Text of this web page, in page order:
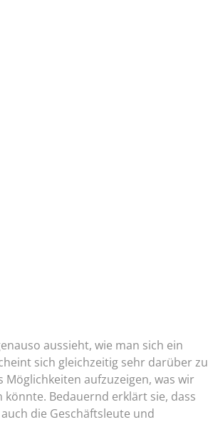
aussieht, wie man sich ein
sich gleichzeitig sehr darüber zu
aufzuzeigen, was wir
Bedauernd erklärt sie, dass
die Geschäftsleute und